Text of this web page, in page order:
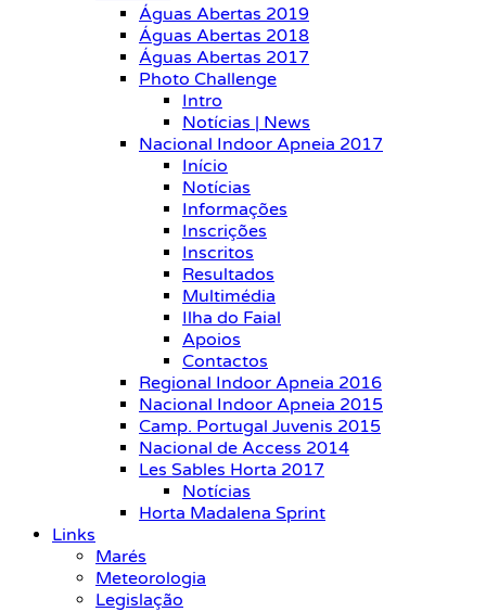
Águas Abertas 2019
Águas Abertas 2018
Águas Abertas 2017
Photo Challenge
Intro
Notícias | News
Nacional Indoor Apneia 2017
Início
Notícias
Informações
Inscrições
Inscritos
Resultados
Multimédia
Ilha do Faial
Apoios
Contactos
Regional Indoor Apneia 2016
Nacional Indoor Apneia 2015
Camp. Portugal Juvenis 2015
Nacional de Access 2014
Les Sables Horta 2017
Notícias
Horta Madalena Sprint
Links
Marés
Meteorologia
Legislação